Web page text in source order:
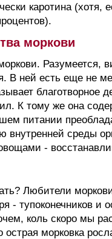
каротина
моркови
Разумеется,
В ней есть еще не
благотворное
К тому же она
питании
внутренней среды
-
Любители
- тупоконечников и
коль скоро мы
морковка